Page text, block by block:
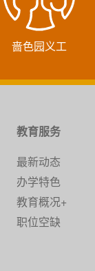
啬色园义工
教育服务
最新动态
办学特色
教育概况+
职位空缺